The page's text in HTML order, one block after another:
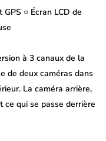
○ Écran LCD de
à 3 canaux de la
de deux caméras dans
La caméra arrière,
qui se passe derrière